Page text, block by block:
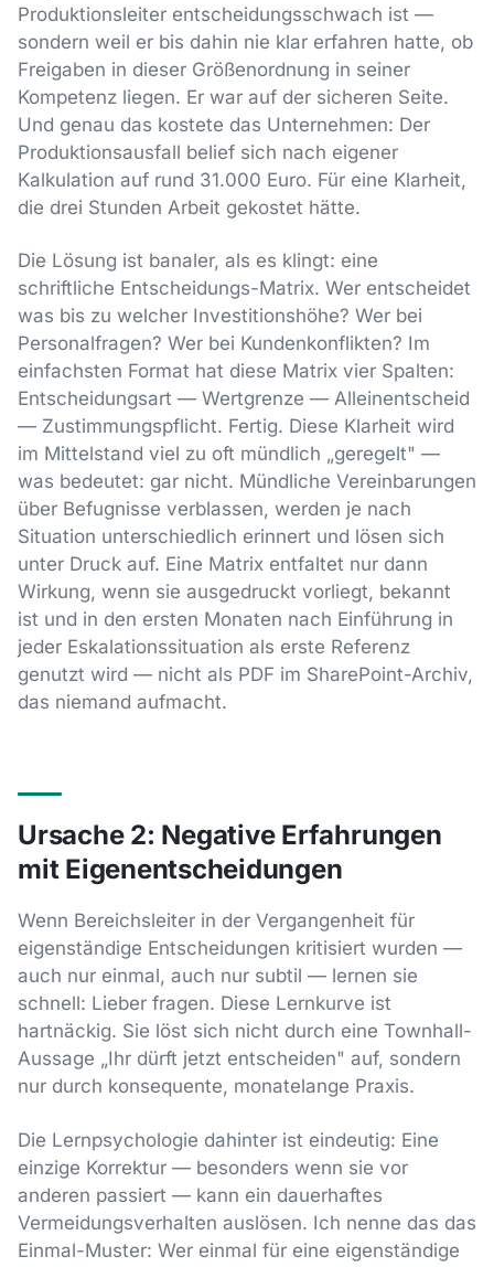
Produktionsleiter entscheidungsschwach ist —
sondern weil er bis dahin nie klar erfahren hatte, ob
Freigaben in dieser Größenordnung in seiner
Kompetenz liegen. Er war auf der sicheren Seite.
Und genau das kostete das Unternehmen: Der
Produktionsausfall belief sich nach eigener
Kalkulation auf rund 31.000 Euro. Für eine Klarheit,
die drei Stunden Arbeit gekostet hätte.
Die Lösung ist banaler, als es klingt: eine
schriftliche Entscheidungs-Matrix. Wer entscheidet
was bis zu welcher Investitionshöhe? Wer bei
Personalfragen? Wer bei Kundenkonflikten? Im
einfachsten Format hat diese Matrix vier Spalten:
Entscheidungsart — Wertgrenze — Alleinentscheid
— Zustimmungspflicht. Fertig. Diese Klarheit wird
im Mittelstand viel zu oft mündlich „geregelt" —
was bedeutet: gar nicht. Mündliche Vereinbarungen
über Befugnisse verblassen, werden je nach
Situation unterschiedlich erinnert und lösen sich
unter Druck auf. Eine Matrix entfaltet nur dann
Wirkung, wenn sie ausgedruckt vorliegt, bekannt
ist und in den ersten Monaten nach Einführung in
jeder Eskalationssituation als erste Referenz
genutzt wird — nicht als PDF im SharePoint-Archiv,
das niemand aufmacht.
Ursache 2: Negative Erfahrungen
mit Eigenentscheidungen
Wenn Bereichsleiter in der Vergangenheit für
eigenständige Entscheidungen kritisiert wurden —
auch nur einmal, auch nur subtil — lernen sie
schnell: Lieber fragen. Diese Lernkurve ist
hartnäckig. Sie löst sich nicht durch eine Townhall-
Aussage „Ihr dürft jetzt entscheiden" auf, sondern
nur durch konsequente, monatelange Praxis.
Die Lernpsychologie dahinter ist eindeutig: Eine
einzige Korrektur — besonders wenn sie vor
anderen passiert — kann ein dauerhaftes
Vermeidungsverhalten auslösen. Ich nenne das das
Einmal-Muster: Wer einmal für eine eigenständige